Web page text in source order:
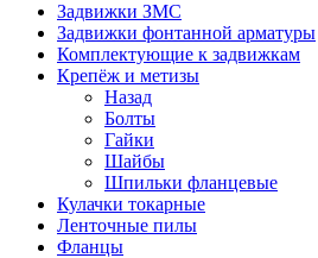
Задвижки ЗМС
Задвижки фонтанной арматуры
Комплектующие к задвижкам
Крепёж и метизы
Назад
Болты
Гайки
Шайбы
Шпильки фланцевые
Кулачки токарные
Ленточные пилы
Фланцы